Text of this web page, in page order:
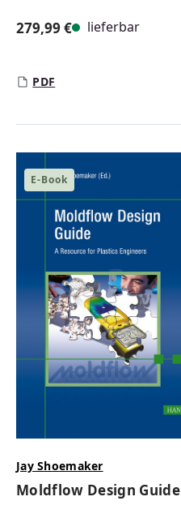
279,99 € lieferbar
PDF
E-Book
Jay Shoemaker
Moldflow Design Guide